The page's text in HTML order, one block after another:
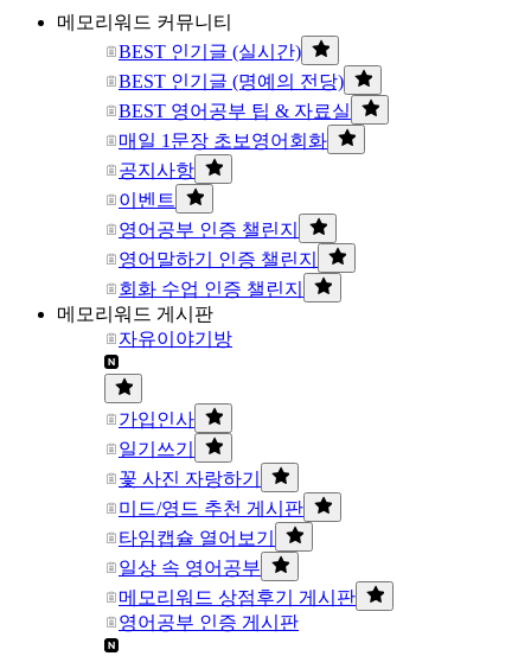
메모리워드 커뮤니티
BEST 인기글 (실시간)
BEST 인기글 (명예의 전당)
BEST 영어공부 팁 & 자료실
매일 1문장 초보영어회화
공지사항
이벤트
영어공부 인증 챌린지
영어말하기 인증 챌린지
회화 수업 인증 챌린지
메모리워드 게시판
자유이야기방
가입인사
일기쓰기
꽃 사진 자랑하기
미드/영드 추천 게시판
타임캡슐 열어보기
일상 속 영어공부
메모리워드 상점후기 게시판
영어공부 인증 게시판